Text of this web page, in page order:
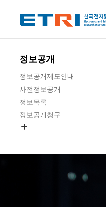
정보공개
정보공개제도안내
사전정보공개
정보목록
정보공개청구